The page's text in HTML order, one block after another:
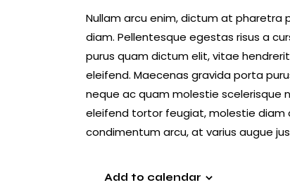
Nullam arcu enim, dictum at pharetra
diam. Pellentesque egestas risus a
purus quam dictum elit, vitae
eleifend. Maecenas gravida porta
neque ac quam molestie scelerisque
eleifend tortor feugiat, molestie diam
condimentum arcu, at varius augue
Add to calendar